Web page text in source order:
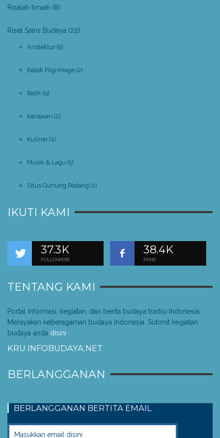
Risalah Ilmiah (8)
Riset Sains Budaya (22)
Arsitektur (5)
Batak Pilgrimage (2)
Batik (9)
Kerajaan (2)
Kuliner (1)
Musik & Lagu (5)
Situs Gunung Padang (2)
IKUTI KAMI
37.3K
FOLLOWERS
38.4K
FANS
TENTANG KAMI
Portal informasi, kegiatan, dan berita budaya tradisi Indonesia.
Merayakan keberagaman budaya Indonesia. Submit kegiatan
budaya anda disini
KRU INFOBUDAYA.NET
BERLANGGANAN
BERLANGGANAN BERTITA EMAIL